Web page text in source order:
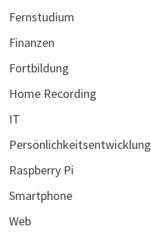
Fernstudium
Finanzen
Fortbildung
Home Recording
IT
Persönlichkeitsentwicklung
Raspberry Pi
Smartphone
Web